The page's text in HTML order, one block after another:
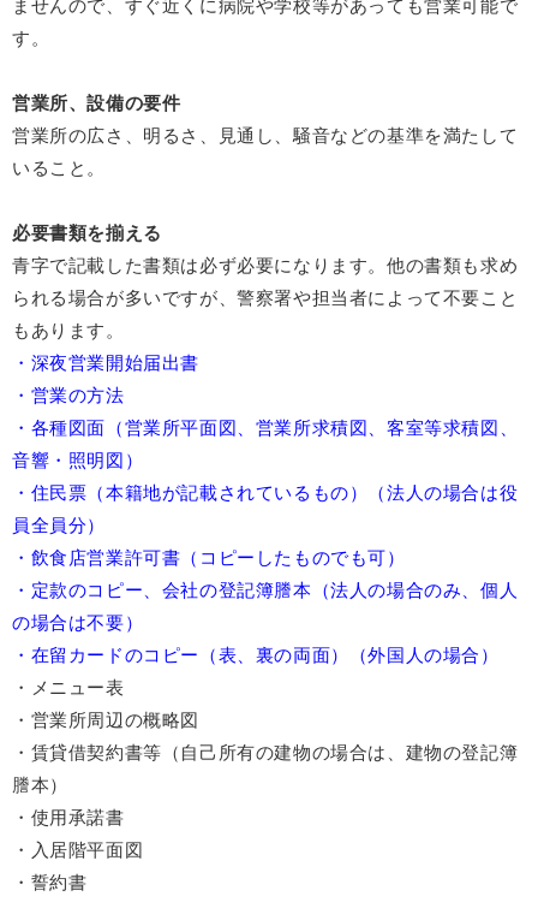
ませんので、すぐ近くに病院や学校等があっても営業可能で
す。
営業所、設備の要件
営業所の広さ、明るさ、見通し、騒音などの基準を満たして
いること。
必要書類を揃える
青字で記載した書類は必ず必要になります。他の書類も求め
られる場合が多いですが、警察署や担当者によって不要こと
もあります。
・深夜営業開始届出書
・営業の方法
・各種図面（営業所平面図、営業所求積図、客室等求積図、
音響・照明図）
・住民票（本籍地が記載されているもの）（法人の場合は役
員全員分）
・飲食店営業許可書（コピーしたものでも可）
・定款のコピー、会社の登記簿謄本（法人の場合のみ、個人
の場合は不要）
・在留カードのコピー（表、裏の両面）（外国人の場合）
・メニュー表
・営業所周辺の概略図
・賃貸借契約書等（自己所有の建物の場合は、建物の登記簿
謄本）
・使用承諾書
・入居階平面図
・誓約書